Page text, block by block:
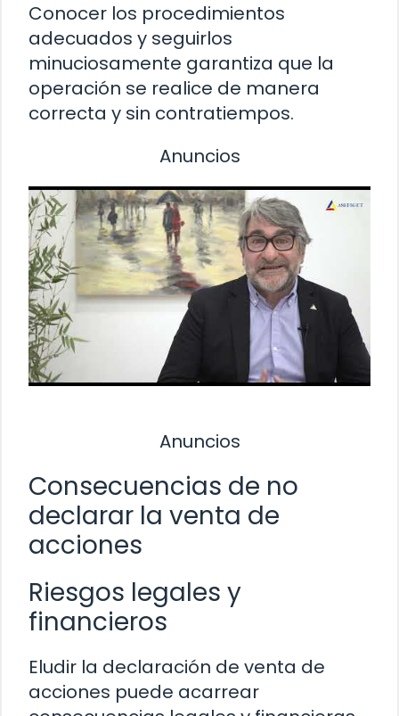
Conocer los procedimientos
adecuados y seguirlos
minuciosamente garantiza que la
operación se realice de manera
correcta y sin contratiempos.
Anuncios
Anuncios
Consecuencias de no
declarar la venta de
acciones
Riesgos legales y
financieros
Eludir la declaración de venta de
acciones puede acarrear